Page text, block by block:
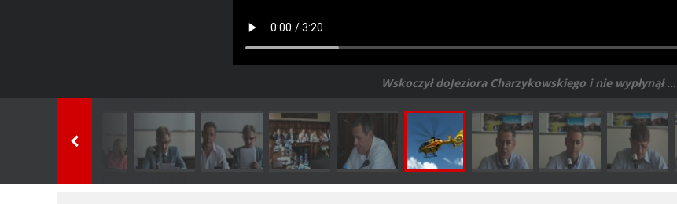
Wskoczył doJeziora Charzykowskiego i nie wypłynął ...